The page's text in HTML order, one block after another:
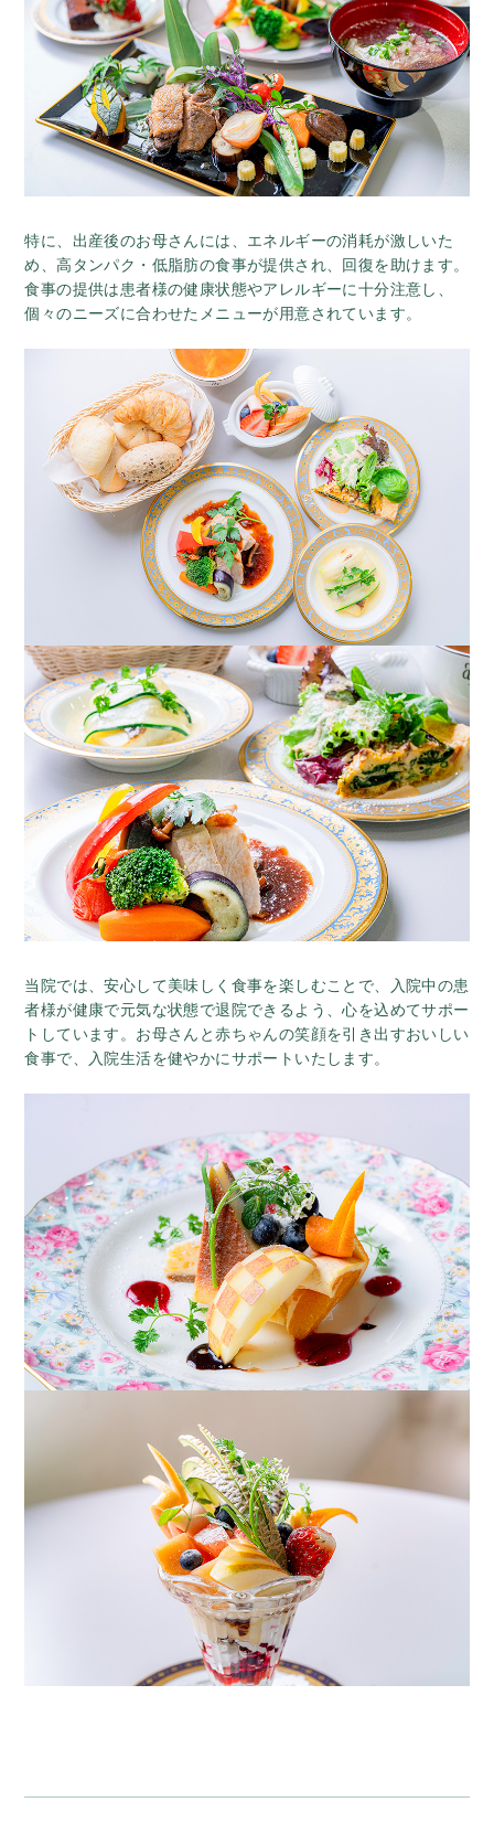
特に、出産後のお母さんには、エネルギーの消耗が激しいた
め、高タンパク・低脂肪の食事が提供され、回復を助けます。
食事の提供は患者様の健康状態やアレルギーに十分注意し、
個々のニーズに合わせたメニューが用意されています。
当院では、安心して美味しく食事を楽しむことで、入院中の患
者様が健康で元気な状態で退院できるよう、心を込めてサポー
トしています。お母さんと赤ちゃんの笑顔を引き出すおいしい
食事で、入院生活を健やかにサポートいたします。